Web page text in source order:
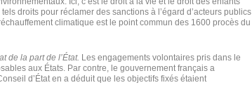
droits pour réclamer des sanctions à l’égard d’acteurs publics
climatique est le point commun des 1600 procès du
de la part de l’État. Les engagements volontaires pris dans le
aux États. Par contre, le gouvernement français a
d’État en a déduit que les objectifs fixés étaient